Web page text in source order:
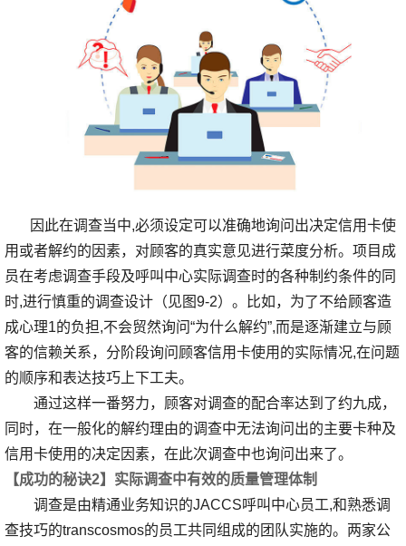
因此在调查当中,必须设定可以准确地询问出决定信用卡使
用或者解约的因素，对顾客的真实意见进行菜度分析。项目成
员在考虑调查手段及呼叫中心实际调查时的各种制约条件的同
时,进行慎重的调查设计（见图9-2）。比如，为了不给顾客造
成心理1的负担,不会贸然询问“为什么解约”,而是逐渐建立与顾
客的信赖关系，分阶段询问顾客信用卡使用的实际情况,在问题
的顺序和表达技巧上下工夫。
通过这样一番努力，顾客对调查的配合率达到了约九成，
同时，在一般化的解约理由的调查中无法询问出的主要卡种及
信用卡使用的决定因素，在此次调查中也询问出来了。
【成功的秘诀2】实际调查中有效的质量管理体制
调查是由精通业务知识的JACCS呼叫中心员工,和熟悉调
查技巧的transcosmos的员工共同组成的团队实施的。两家公